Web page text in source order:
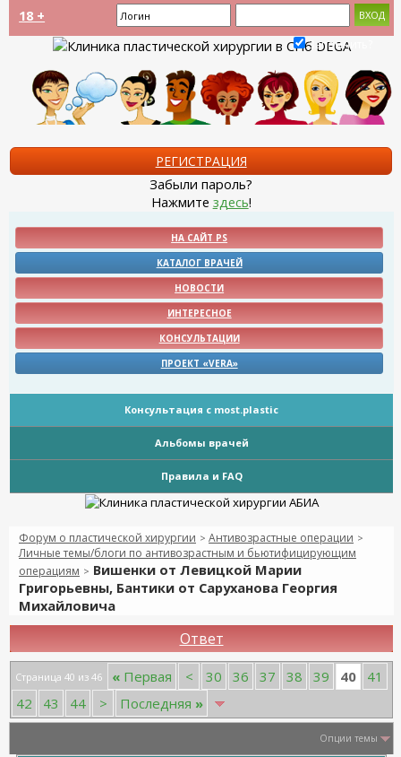
18 +
Запомнить?
РЕГИСТРАЦИЯ
Забыли пароль?
Нажмите здесь!
НА САЙТ PS
КАТАЛОГ ВРАЧЕЙ
НОВОСТИ
ИНТЕРЕСНОЕ
КОНСУЛЬТАЦИИ
ПРОЕКТ «VERA»
Консультация с most.plastic
Альбомы врачей
Правила и FAQ
Форум о пластической хирургии > Антивозрастные операции >
Личные темы/блоги по антивозрастным и бьютифицирующим
операциям > Вишенки от Левицкой Марии
Григорьевны, Бантики от Саруханова Георгия
Михайловича
Ответ
Страница 40 из 46 « Первая < 30 36 37 38 39 40
41
42
43 44 > Последняя »
Опции темы